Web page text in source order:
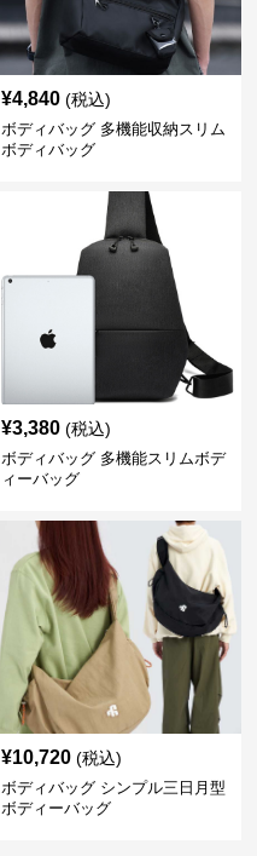
¥4,840 (税込)
ボディバッグ 多機能収納スリム
ボディバッグ
¥3,380 (税込)
ボディバッグ 多機能スリムボデ
ィーバッグ
¥10,720 (税込)
ボディバッグ シンプル三日月型
ボディーバッグ